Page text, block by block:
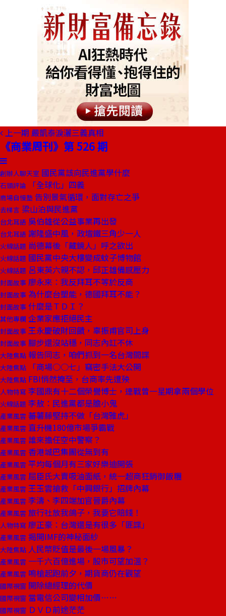
上一期 嚴凱泰淚灑三義真相
《商業周刊》第 526 期
創辦人聊天室 國民黨該向民進黨學什麼
石頭評論 「全球化」四義
商場自慢塾 告別景氣循環，面對存亡之爭
去梯言 梁山泊與民進黨
台北耳語 吳伯雄從公益事業再出發
台北耳語 謝隆盛中風，政壇鐵三角少一人
火線話題 尚德幕後「藏鏡人」呼之欲出
火線話題 國民黨中央大樓變成蚊子博物館
火線話題 呂東英六親不認，邱正雄備感壓力
封面故事 廖永來：我反拜耳不等於反商
封面故事 為什麼台塑能，德國拜耳不能？
封面故事 什麼是ＴＤＩ？
其他專欄 企業家應拒絕民主
封面故事 王永慶破財回饋，辜振甫官司上身
封面故事 腳步還沒站穩，同志內訌不休
大陸焦點 報告同志，咱們抓到一名台灣間諜
大陸焦點 「商場○○七」竊密手法大公開
大陸焦點 FBI悄然掩至，台商率先遭殃
人物特寫 李國鼎有十二個榮譽博士，連戰曾一星期拿兩個學位
火線話題 李敖：民進黨都是膽小鬼
產業風雲 蕃薯藤堅持不做「台灣雅虎」
產業風雲 直升機180億市場爭霸戰
產業風雲 誰來擔任空中警察？
產業風雲 香港城巴集團從無到有
產業風雲 平均每個月有三家好樂迪開張
產業風雲 屈臣氏大賣吸油面紙，統一超商狂銷御飯糰
產業風雲 王玉雲搶救「中興銀行」招牌內幕
產業風雲 李濤、李四端加官晉爵內幕
產業風雲 旅行社放我鴿子，我要它賠錢！
人物特寫 廖正豪：台灣還是有很多「匪諜」
產業風雲 揭開IMF的神秘面紗
大陸焦點 人民幣貶值是最後一場風暴？
產業風雲 一千六百億進場，股市可望加溫？
產業風雲 鳴槍起跑前夕，期貨商仍在觀望
國際視窗 開除總經理的代價
國際視窗 當電信公司變相加價……
國際視窗 ＤＶＤ前途茫茫